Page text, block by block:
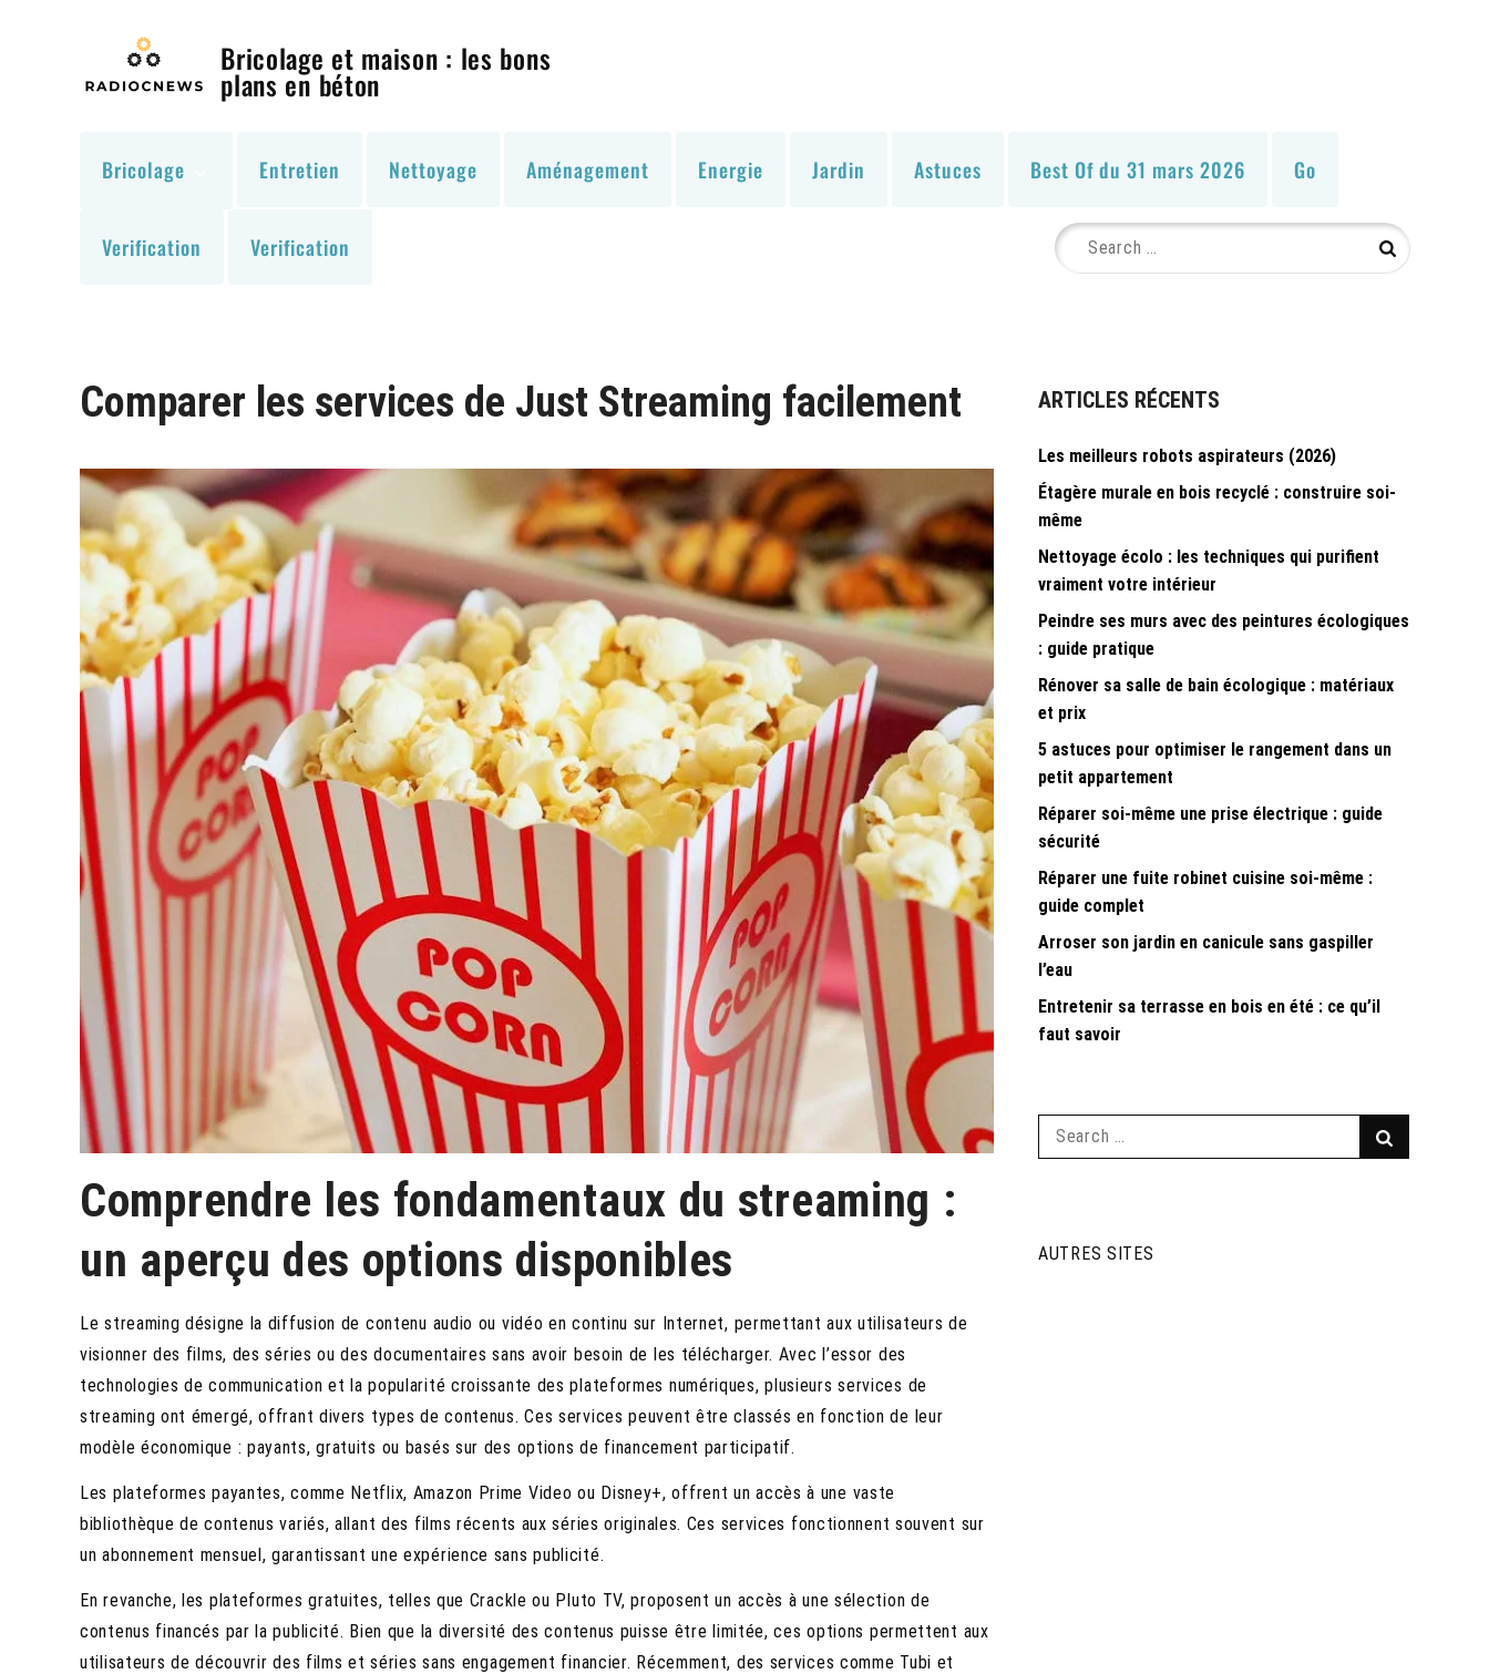
Bricolage et maison : les bons
plans en béton
Bricolage Entretien Nettoyage Aménagement Energie Jardin Astuces Best Of du 31 mars 2026 Go
Verification Verification
Search
for:
Search
Comparer les services de Just Streaming facilement
Comprendre les fondamentaux du streaming :
un aperçu des options disponibles
Le streaming désigne la diffusion de contenu audio ou vidéo en continu sur Internet, permettant aux utilisateurs de
visionner des films, des séries ou des documentaires sans avoir besoin de les télécharger. Avec l’essor des
technologies de communication et la popularité croissante des plateformes numériques, plusieurs services de
streaming ont émergé, offrant divers types de contenus. Ces services peuvent être classés en fonction de leur
modèle économique : payants, gratuits ou basés sur des options de financement participatif.
Les plateformes payantes, comme Netflix, Amazon Prime Video ou Disney+, offrent un accès à une vaste
bibliothèque de contenus variés, allant des films récents aux séries originales. Ces services fonctionnent souvent sur
un abonnement mensuel, garantissant une expérience sans publicité.
En revanche, les plateformes gratuites, telles que Crackle ou Pluto TV, proposent un accès à une sélection de
contenus financés par la publicité. Bien que la diversité des contenus puisse être limitée, ces options permettent aux
utilisateurs de découvrir des films et séries sans engagement financier. Récemment, des services comme Tubi et
ARTICLES RÉCENTS
Les meilleurs robots aspirateurs (2026)
Étagère murale en bois recyclé : construire soi-
même
Nettoyage écolo : les techniques qui purifient
vraiment votre intérieur
Peindre ses murs avec des peintures écologiques
: guide pratique
Rénover sa salle de bain écologique : matériaux
et prix
5 astuces pour optimiser le rangement dans un
petit appartement
Réparer soi-même une prise électrique : guide
sécurité
Réparer une fuite robinet cuisine soi-même :
guide complet
Arroser son jardin en canicule sans gaspiller
l’eau
Entretenir sa terrasse en bois en été : ce qu’il
faut savoir
Search
AUTRES SITES